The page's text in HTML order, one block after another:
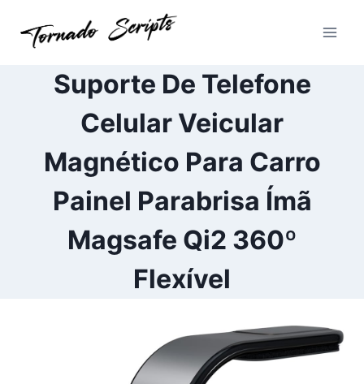
para
ConteúdoSuporte De Telefone
Celular Veicular
Magnético Para Carro
Painel Parabrisa Ímã
Magsafe Qi2 360º
Flexível